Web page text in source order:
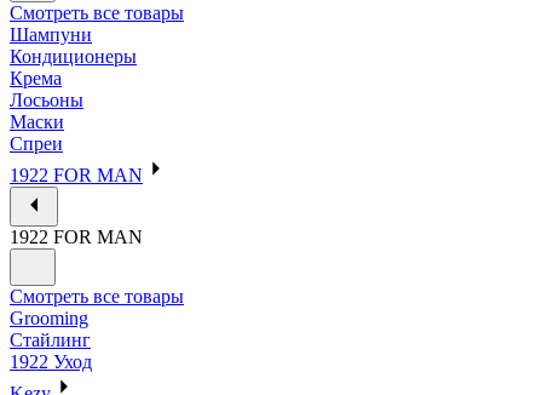
Смотреть все товары
Шампуни
Кондиционеры
Крема
Лосьоны
Маски
Спреи
1922 FOR MAN
1922 FOR MAN
Смотреть все товары
Grooming
Стайлинг
1922 Уход